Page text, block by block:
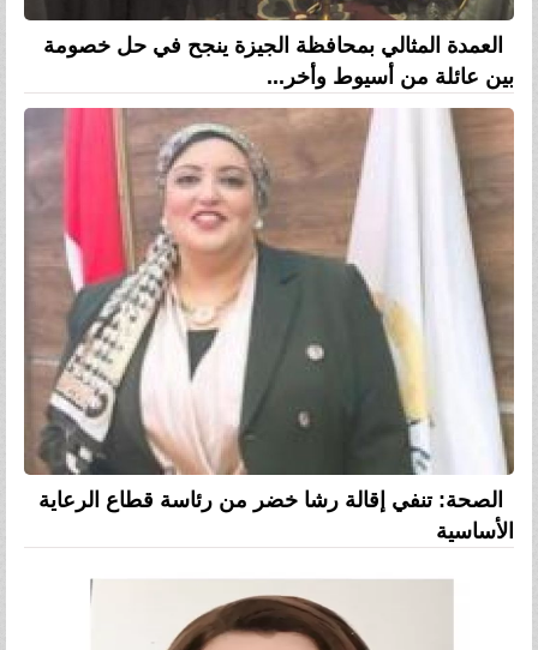
العمدة المثالي بمحافظة الجيزة ينجح في حل خصومة
بين عائلة من أسيوط وأخر...
الصحة: تنفي إقالة رشا خضر من رئاسة قطاع الرعاية
الأساسية